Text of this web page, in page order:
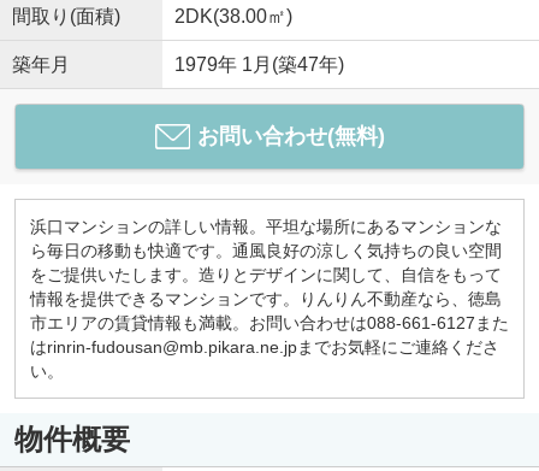
間取り(面積) 2DK(38.00㎡)
築年月 1979年 1月(築47年)
お問い合わせ(無料)
浜口マンションの詳しい情報。平坦な場所にあるマンションな
ら毎日の移動も快適です。通風良好の涼しく気持ちの良い空間
をご提供いたします。造りとデザインに関して、自信をもって
情報を提供できるマンションです。りんりん不動産なら、徳島
市エリアの賃貸情報も満載。お問い合わせは088-661-6127また
はrinrin-fudousan@mb.pikara.ne.jpまでお気軽にご連絡くださ
い。
物件概要